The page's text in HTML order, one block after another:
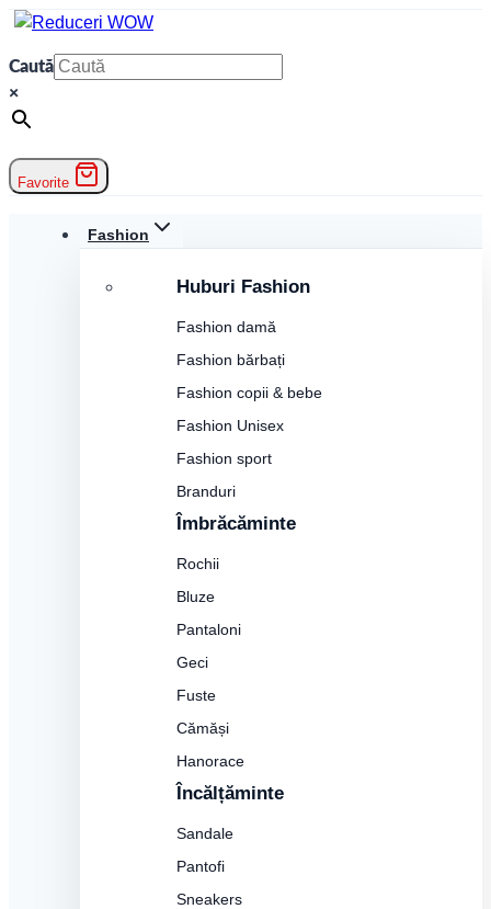
Skip
content
Caută
×
Favorite
Fashion
Huburi Fashion
Fashion damă
Fashion bărbați
Fashion copii & bebe
Fashion Unisex
Fashion sport
Branduri
Îmbrăcăminte
Rochii
Bluze
Pantaloni
Geci
Fuste
Cămăși
Hanorace
Încălțăminte
Sandale
Pantofi
Sneakers